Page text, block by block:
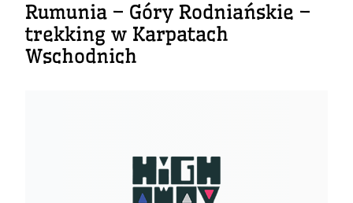
Rumunia – Góry Rodniańskie –
trekking w Karpatach
Wschodnich